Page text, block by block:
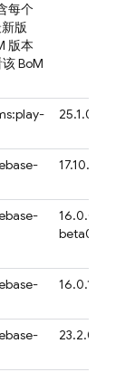
每个
版
版本
该BoM
25.1.0
17.10.1
16.0.0-
beta01
16.0.1
23.2.0